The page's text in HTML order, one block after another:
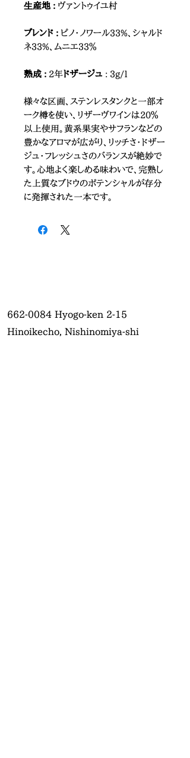
⽣産地 : ヴァントゥイユ村
ブレンド : ピノ・ノワール33%、シャルド
ネ33%、ムニエ33％
熟成 : 2年ドザージュ : 3g/l
様々な区画、ステンレスタンクと一部オ
ーク樽を使い、リザーヴワインは20％
以上使用。黄系果実やサフランなどの
豊かなアロマが広がり、リッチさ・ドザー
ジュ・フレッシュさのバランスが絶妙で
す。心地よく楽しめる味わいで、完熟し
た上質なブドウのポテンシャルが存分
に発揮された一本です。
662-0084 Hyogo-ken 2-15
Hinoikecho, Nishinomiya-shi